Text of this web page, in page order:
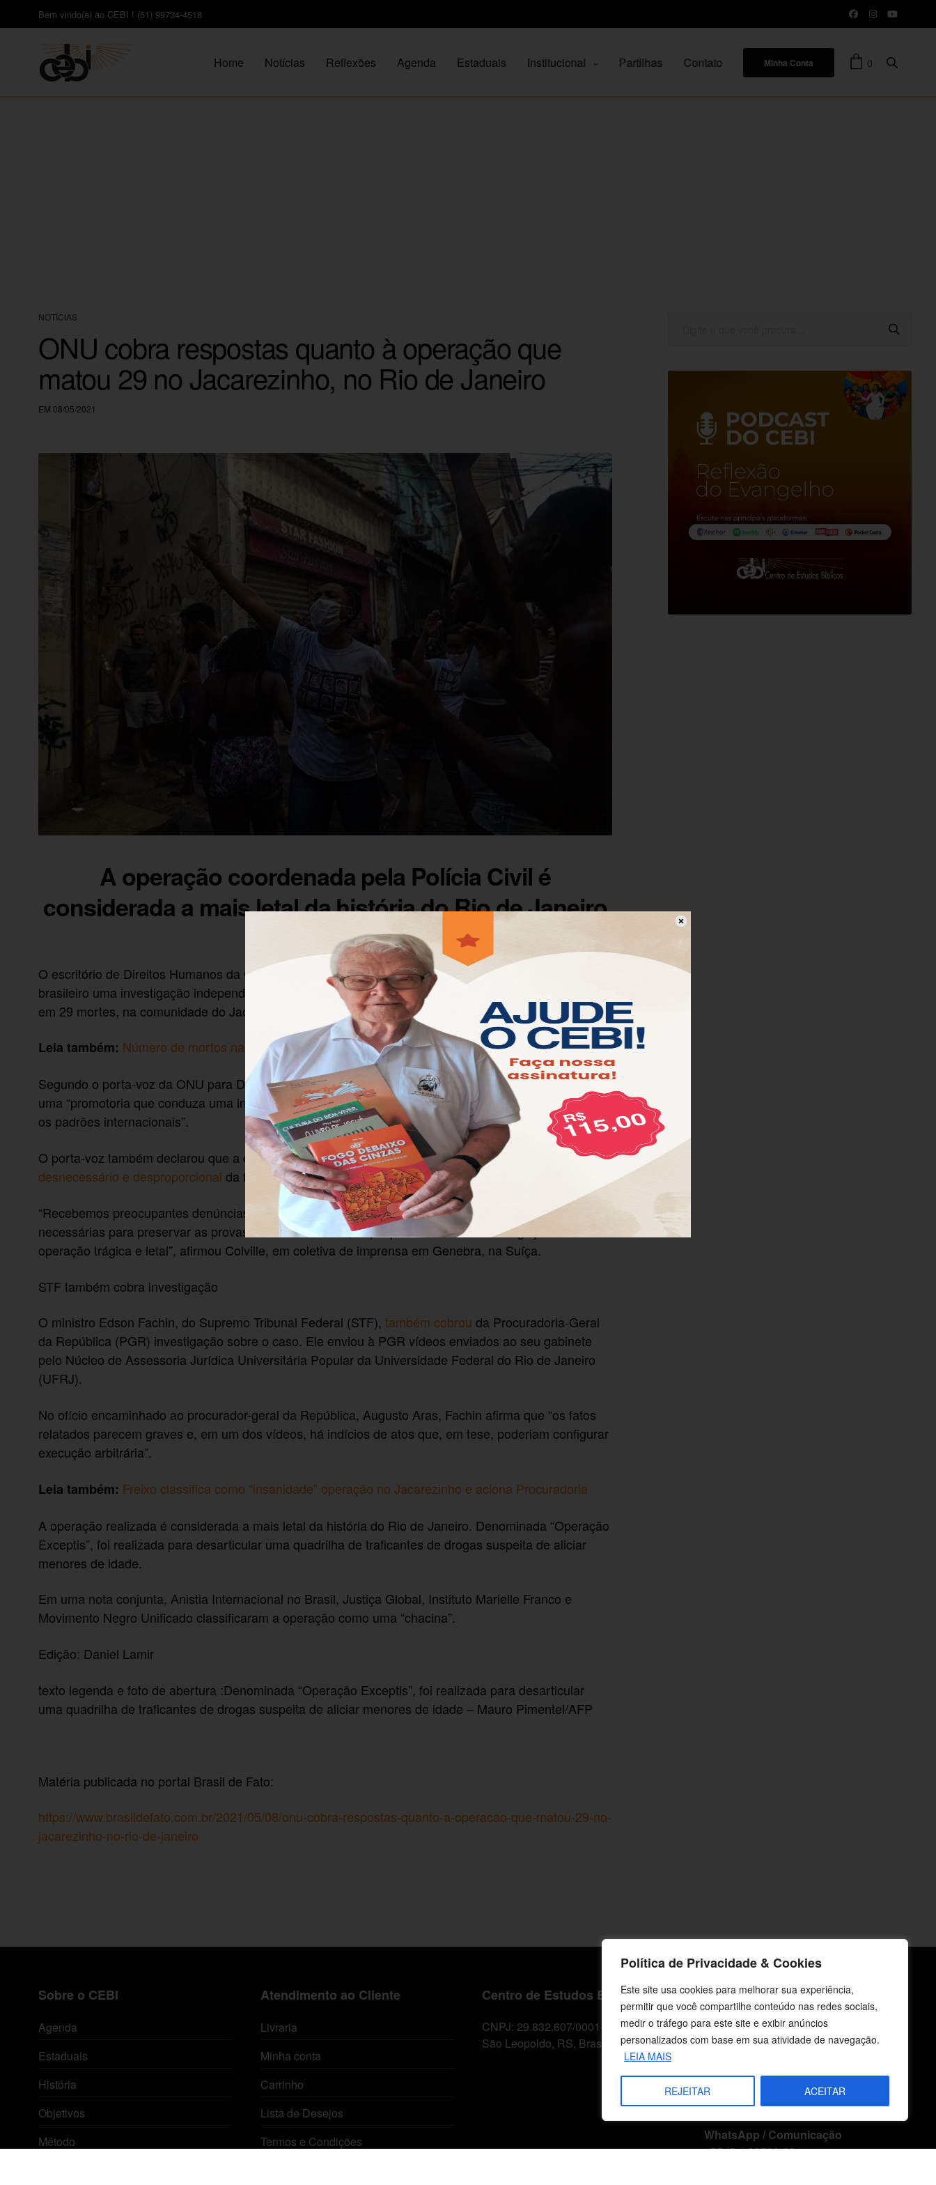
Política de Privacidade & Cookies
Este site usa cookies para melhorar sua experiência,
permitir que você compartilhe conteúdo nas redes sociais,
medir o tráfego para este site e exibir anúncios
personalizados com base em sua atividade de navegação.
LEIA MAIS
REJEITAR ACEITAR
Bem vindo(a) ao CEBI ! (51) 99734-4518
Home Notícias Reflexões Agenda Estaduais Institucional Partilhas Contato Minha Conta 0
NOTÍCIAS
ONU cobra respostas quanto à operação que
matou 29 no Jacarezinho, no Rio de Janeiro
EM 08/05/2021
A operação coordenada pela Polícia Civil é
considerada a mais letal da história do Rio de Janeiro
O escritório de Direitos Humanos da Organização das Nações Unidas (ONU) solicitou ao Estado
brasileiro uma investigação independente da
Operação da Polícia Civildo Rio de Janeiro que resultou
em 29 mortes, na comunidade do Jacarezinho, na manhã da última quinta-feira (6).
Leia também: Número de mortos na ação no Jacarezinho sobe para 29, informa a Polícia Civil
Segundo o porta-voz da ONU para Direitos Humanos, Rupert Colville, o pedido é para
uma “promotoria que conduza uma investigação independente e ampla sobre o caso, de acordo com
os padrões internacionais”.
O porta-voz também declarou que a operação reafirma “uma prolongada tendência ao
desnecessário e desproporcional da força nas favelas pela polícia brasileira”.
“Recebemos preocupantes denúncias após o ocorrido de que a polícia não tomou as medidas
necessárias para preservar as provas na cena do crime, o que pode dificultar a investigação desta
operação trágica e letal”, afirmou Colville, em coletiva de imprensa em Genebra, na Suíça.
STF também cobra investigação
O ministro Edson Fachin, do Supremo Tribunal Federal (STF), também cobrou da Procuradoria-Geral
da República (PGR) investigação sobre o caso. Ele enviou à PGR vídeos enviados ao seu gabinete
pelo Núcleo de Assessoria Jurídica Universitária Popular da Universidade Federal do Rio de Janeiro
(UFRJ).
No ofício encaminhado ao procurador-geral da República, Augusto Aras, Fachin afirma que “os fatos
relatados parecem graves e, em um dos vídeos, há indícios de atos que, em tese, poderiam configurar
execução arbitrária”.
Leia também: Freixo classifica como “insanidade” operação no Jacarezinho e aciona Procuradoria
A operação realizada é considerada a mais letal da história do Rio de Janeiro. Denominada “Operação
Exceptis”, foi realizada para desarticular uma quadrilha de traficantes de drogas suspeita de aliciar
menores de idade.
Em uma nota conjunta, Anistia Internacional no Brasil, Justiça Global, Instituto Marielle Franco e
Movimento Negro Unificado classificaram a operação como uma “chacina”.
Edição: Daniel Lamir
texto legenda e foto de abertura :Denominada “Operação Exceptis”, foi realizada para desarticular
uma quadrilha de traficantes de drogas suspeita de aliciar menores de idade – Mauro Pimentel/AFP
Matéria publicada no portal Brasil de Fato:
https://www.brasildefato.com.br/2021/05/08/onu-cobra-respostas-quanto-a-operacao-que-matou-29-no-
jacarezinho-no-rio-de-janeiro
Sobre o CEBI
Agenda
Estaduais
História
Objetivos
Método
Atendimento ao Cliente
Livraria
Minha conta
Carrinho
Lista de Desejos
Termos e Condições
Centro de Estudos Bíblicos
CNPJ: 29.832.607/0001-10
São Leopoldo, RS, Brasil
Fale Conosco
E-mails
vendas@cebi.org.br
WhatsApp / Vendas
+55 (51) 99734-4518
WhatsApp / Comunicação
+55 (51) 99799-3041